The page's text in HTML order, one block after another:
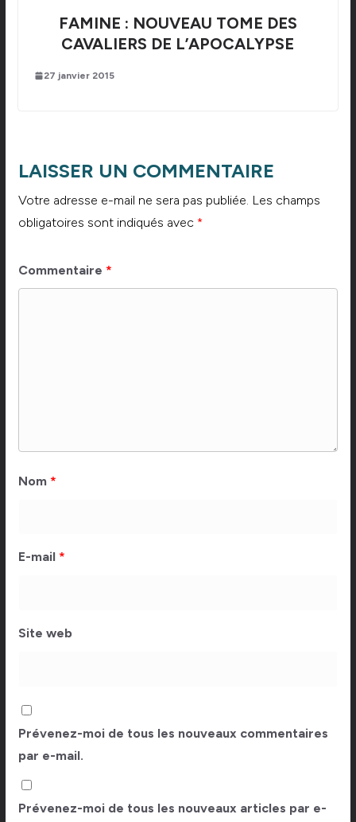
FAMINE : NOUVEAU TOME DES
CAVALIERS DE L’APOCALYPSE
27 janvier 2015
LAISSER UN COMMENTAIRE
Votre adresse e-mail ne sera pas publiée. Les champs
obligatoires sont indiqués avec *
Commentaire *
Nom *
E-mail *
Site web
Prévenez-moi de tous les nouveaux commentaires
par e-mail.
Prévenez-moi de tous les nouveaux articles par e-